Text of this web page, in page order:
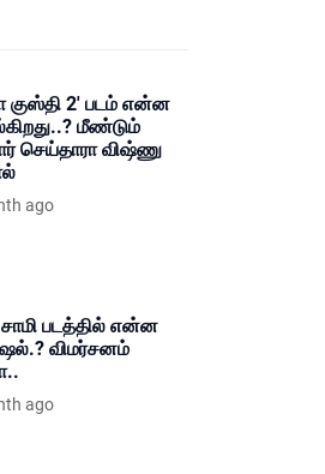
குஸ்தி 2' படம் என்ன
மீண்டும்
செய்தாரா விஷ்ணு
ago
சாமி படத்தில் என்ன
விமர்சனம்
ago